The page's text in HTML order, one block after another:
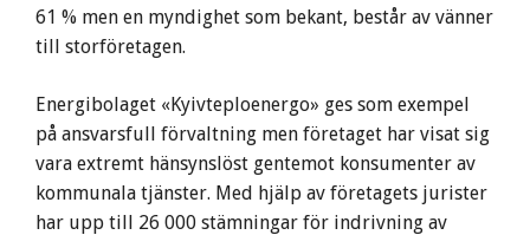
61 % men en myndighet som bekant, består av vänner
till storföretagen.
Energibolaget «Kyivteploenergo» ges som exempel
på ansvarsfull förvaltning men företaget har visat sig
vara extremt hänsynslöst gentemot konsumenter av
kommunala tjänster. Med hjälp av företagets jurister
har upp till 26 000 stämningar för indrivning av